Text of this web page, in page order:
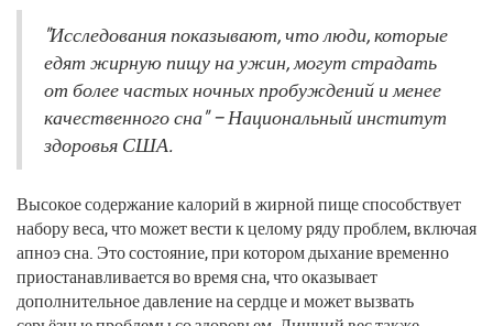
"Исследования показывают, что люди, которые
едят жирную пищу на ужин, могут страдать
от более частых ночных пробуждений и менее
качественного сна" – Национальный институт
здоровья США.
Высокое содержание калорий в жирной пище способствует
набору веса, что может вести к целому ряду проблем, включая
апноэ сна. Это состояние, при котором дыхание временно
приостанавливается во время сна, что оказывает
дополнительное давление на сердце и может вызвать